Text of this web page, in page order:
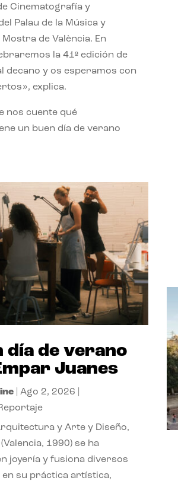
Cinematografía y
Palau de la Música y
de València. En
la 41ª edición de
decano y os esperamos con
explica.
nos cuente qué
un buen día de verano
día de verano
Juanes
|Ago 2, 2026
y Arte y Diseño,
1990) se ha
joyería y fusiona diversos
su práctica artística,